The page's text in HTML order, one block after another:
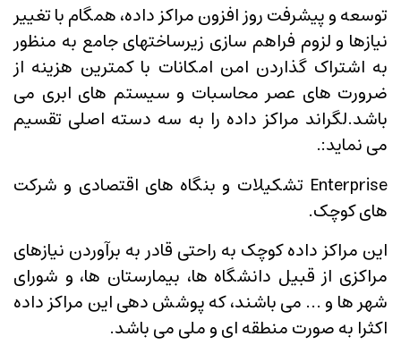
توسعه و پیشرفت روز افزون مراکز داده، همگام با تغییر
نیازها و لزوم فراهم سازی زیرساختهای جامع به منظور
به اشتراک گذاردن امن امکانات با کمترین هزینه از
ضرورت های عصر محاسبات و سیستم های ابری می
باشد.لگراند مراکز داده را به سه دسته اصلی تقسیم
می نماید:.
Enterprise تشکیلات و بنگاه های اقتصادی و شرکت
های کوچک.
این مراکز داده کوچک به راحتی قادر به برآوردن نیازهای
مراکزی از قبیل دانشگاه ها، بیمارستان ها، و شورای
شهر ها و ... می باشند، که پوشش دهی این مراکز داده
اکثرا به صورت منطقه ای و ملی می باشد.